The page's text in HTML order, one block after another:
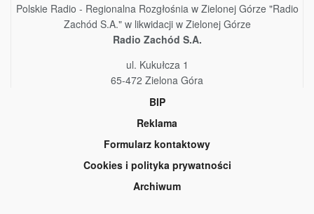
Polskie Radio - Regionalna Rozgłośnia w Zielonej Górze "Radio
Zachód S.A." w likwidacji w Zielonej Górze
Radio Zachód S.A.
ul. Kukułcza 1
65-472 Zielona Góra
BIP
Reklama
Formularz kontaktowy
Cookies i polityka prywatności
Archiwum